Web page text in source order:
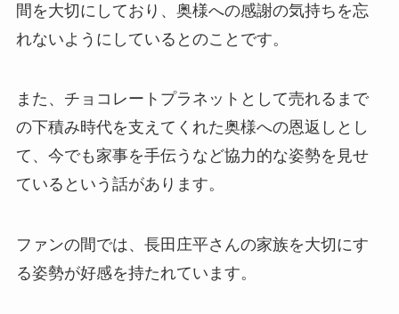
間を大切にしており、奥様への感謝の気持ちを忘
れないようにしているとのことです。
また、チョコレートプラネットとして売れるまで
の下積み時代を支えてくれた奥様への恩返しとし
て、今でも家事を手伝うなど協力的な姿勢を見せ
ているという話があります。
ファンの間では、長田庄平さんの家族を大切にす
る姿勢が好感を持たれています。